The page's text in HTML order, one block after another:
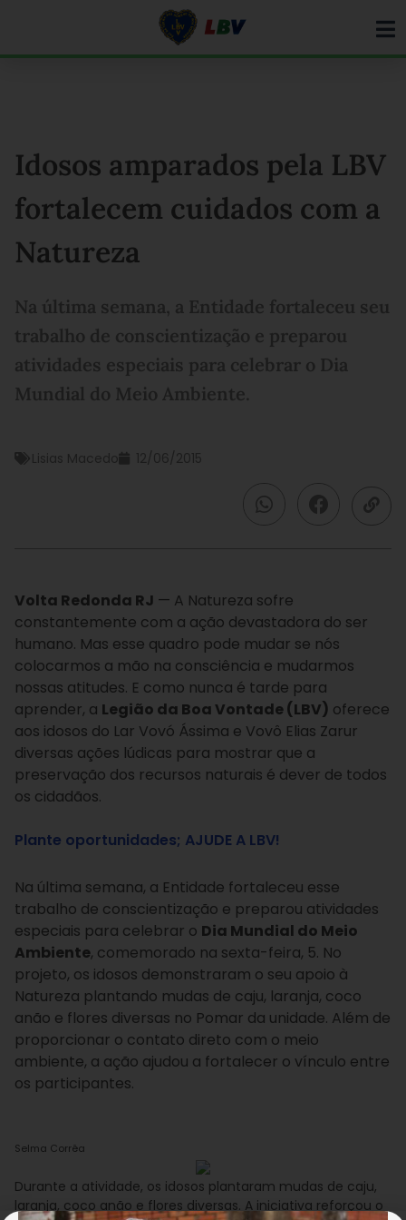
Idosos amparados pela LBV
fortalecem cuidados com a
Natureza
Na última semana, a Entidade fortaleceu seu
trabalho de conscientização e preparou
atividades especiais para celebrar o Dia
Mundial do Meio Ambiente.
Lisias Macedo 12/06/2015
Volta Redonda RJ — A Natureza sofre
constantemente com a ação devastadora do ser
humano. Mas esse quadro pode mudar se nós
colocarmos a mão na consciência e mudarmos
nossas atitudes. E como nunca é tarde para
aprender, a Legião da Boa Vontade (LBV) oferece
aos idosos do Lar Vovó Ássima e Vovô Elias Zarur
diversas ações lúdicas para mostrar que a
preservação dos recursos naturais é dever de todos
os cidadãos.
Plante oportunidades; AJUDE A LBV!
Na última semana, a Entidade fortaleceu esse
trabalho de conscientização e preparou atividades
especiais para celebrar o Dia Mundial do Meio
Ambiente, comemorado na sexta-feira, 5. No
projeto, os idosos demonstraram o seu apoio à
Natureza plantando mudas de caju, laranja, coco
anão e flores diversas no Pomar da unidade. Além de
proporcionar o contato direto com o meio
ambiente, a ação ajudou a fortalecer o vínculo entre
os participantes.
Selma Corrêa
Durante a atividade, os idosos plantaram mudas de caju,
laranja, coco anão e flores diversas. A iniciativa reforçou o